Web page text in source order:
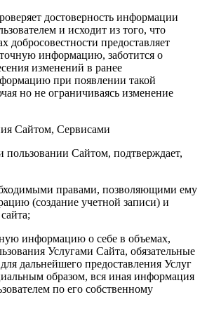
достоверность информации
и исходит из того, что
добросовестности предоставляет
информацию, заботится о
изменений в ранее
при появлении такой
но не ограничиваясь изменение
Сайтом, Сервисами
пользовании Сайтом, подтверждает,
правами, позволяющими ему
(создание учетной записи) и
информацию о себе в объемах,
Услугами Сайта, обязательные
дальнейшего предоставления Услуг
образом, вся иная информация
по его собственному